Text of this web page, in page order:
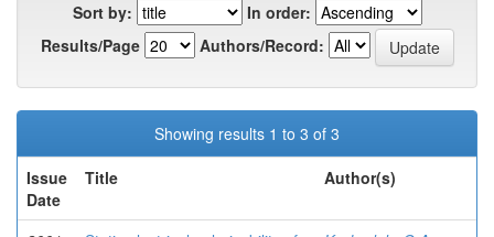
Sort by:
In order:
Results/Page
Authors/Record:
Showing results 1 to 3 of 3
Issue
Date
Title Author(s)